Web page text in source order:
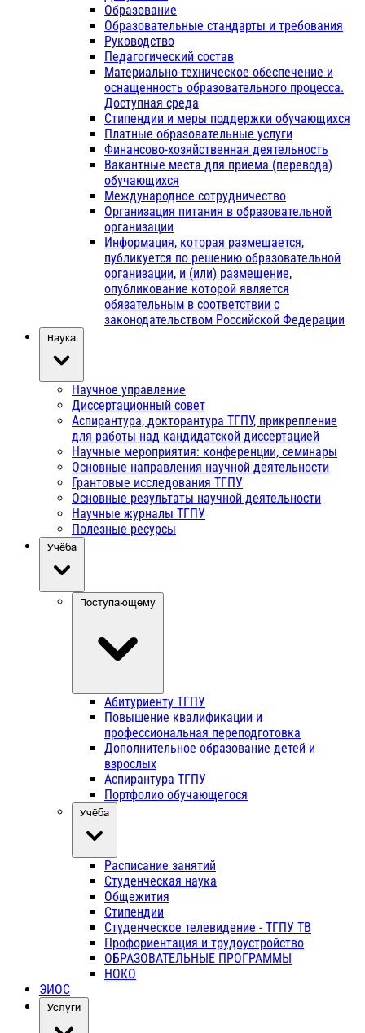
Образование
Образовательные стандарты и требования
Руководство
Педагогический состав
Материально-техническое обеспечение и
оснащенность образовательного процесса.
Доступная среда
Стипендии и меры поддержки обучающихся
Платные образовательные услуги
Финансово-хозяйственная деятельность
Вакантные места для приема (перевода)
обучающихся
Международное сотрудничество
Организация питания в образовательной
организации
Информация, которая размещается,
публикуется по решению образовательной
организации, и (или) размещение,
опубликование которой является
обязательным в соответствии с
законодательством Российской Федерации
Наука
Научное управление
Диссертационный совет
Аспирантура, докторантура ТГПУ, прикрепление
для работы над кандидатской диссертацией
Научные мероприятия: конференции, семинары
Основные направления научной деятельности
Грантовые исследования ТГПУ
Основные результаты научной деятельности
Научные журналы ТГПУ
Полезные ресурсы
Учёба
Поступающему
Абитуриенту ТГПУ
Повышение квалификации и
профессиональная переподготовка
Дополнительное образование детей и
взрослых
Аспирантура ТГПУ
Портфолио обучающегося
Учёба
Расписание занятий
Студенческая наука
Общежития
Стипендии
Студенческое телевидение - ТГПУ ТВ
Профориентация и трудоустройство
ОБРАЗОВАТЕЛЬНЫЕ ПРОГРАММЫ
НОКО
ЭИОС
Услуги